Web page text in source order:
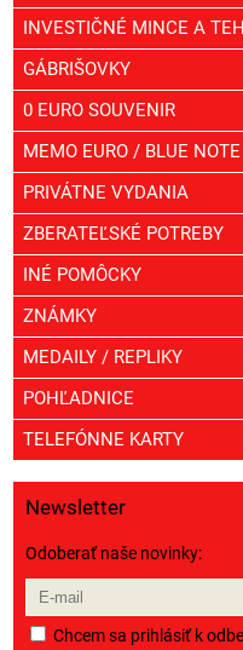
INVESTIČNÉ MINCE A
GÁBRIŠOVKY
0 EURO SOUVENIR
MEMO EURO / BLUE NOTE
PRIVÁTNE VYDANIA
ZBERATEĽSKÉ POTREBY
INÉ POMÔCKY
ZNÁMKY
MEDAILY / REPLIKY
POHĽADNICE
TELEFÓNNE KARTY
Newsletter
Odoberať naše novinky:
Chcem sa prihlásiť k